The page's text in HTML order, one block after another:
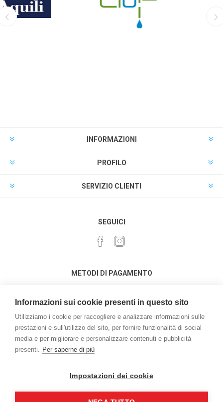
INFORMAZIONI
PROFILO
SERVIZIO CLIENTI
SEGUICI
METODI DI PAGAMENTO
Powered by
riservati | P.iva e C.F. 03162050276
Informazioni sui cookie presenti in questo sito
Utilizziamo i cookie per raccogliere e analizzare informazioni sulle
prestazioni e sull'utilizzo del sito, per fornire funzionalità di social
media e per migliorare e personalizzare contenuti e pubblicità
presenti. Per saperne di più
Impostazioni dei cookie